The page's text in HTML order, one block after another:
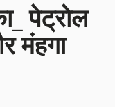
पेट्रोल
मंहगा